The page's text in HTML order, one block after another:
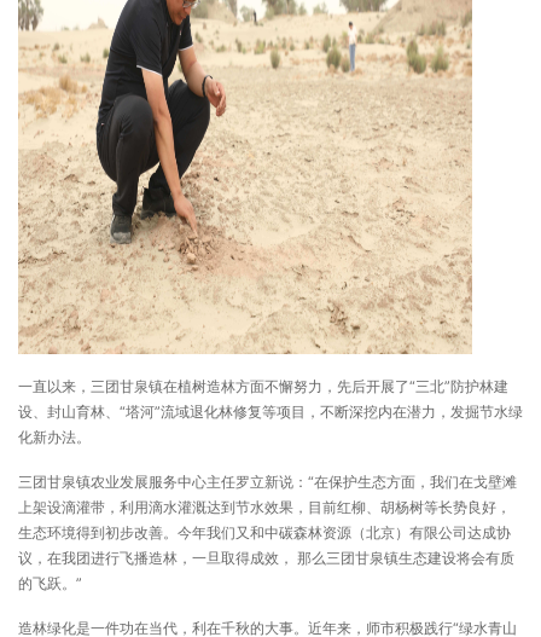
一直以来，三团甘泉镇在植树造林方面不懈努力，先后开展了“三北”防护林建
设、封山育林、“塔河”流域退化林修复等项目，不断深挖内在潜力，发掘节水绿
化新办法。
三团甘泉镇农业发展服务中心主任罗立新说：“在保护生态方面，我们在戈壁滩
上架设滴灌带，利用滴水灌溉达到节水效果，目前红柳、胡杨树等长势良好，
生态环境得到初步改善。今年我们又和中碳森林资源（北京）有限公司达成协
议，在我团进行飞播造林，一旦取得成效， 那么三团甘泉镇生态建设将会有质
的飞跃。”
造林绿化是一件功在当代，利在千秋的大事。近年来，师市积极践行“绿水青山